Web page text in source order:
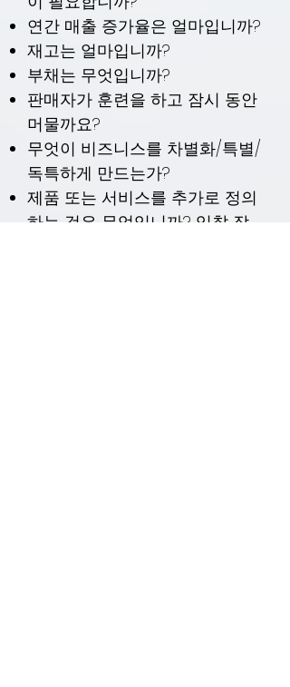
연간 매출 증가율은 얼마입니까?
재고는 얼마입니까?
부채는 무엇입니까?
판매자가 훈련을 하고 잠시 동안
머물까요?
무엇이 비즈니스를 차별화/특별/
독특하게 만드는가?
제품 또는 서비스를 추가로 정의
하는 것은 무엇입니까? 입찰 작